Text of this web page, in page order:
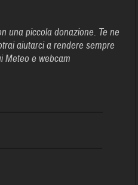
una piccola donazione. Te ne
aiutarci a rendere sempre
Meteo e webcam